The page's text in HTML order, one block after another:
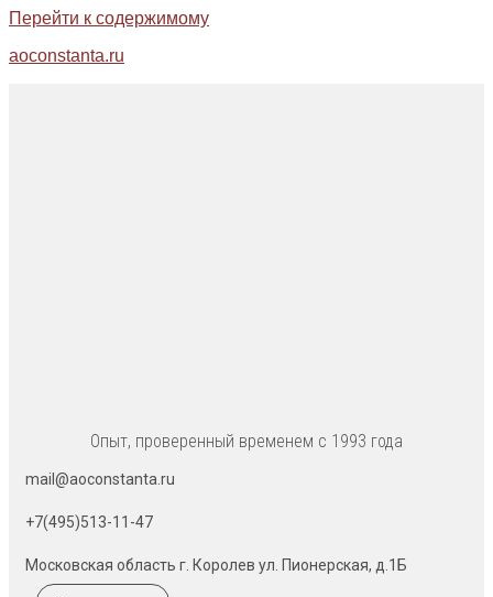
Перейти к содержимому
aoconstanta.ru
Опыт, проверенный временем с 1993 года
mail@aoconstanta.ru
+7(495)513-11-47
Московская область г. Королев ул. Пионерская, д.1Б